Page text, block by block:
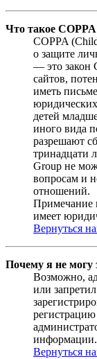
Что такое
COPPA
о защите
— это закон
сайтов,
иметь
детей
иного вида
разрешают
тринадцати
Group не
вопросам и
отношений.
Примечание
имеет
Вернуться
Почему я не могу
Возможно,
или
информации.
Вернуться